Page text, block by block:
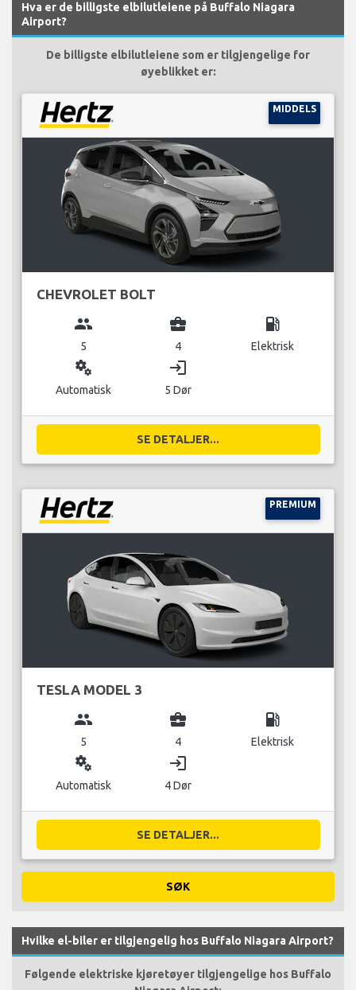
Hva er de billigste elbilutleiene på Buffalo Niagara
Airport?
De billigste elbilutleiene som er tilgjengelige for
øyeblikket er:
MIDDELS
CHEVROLET BOLT
group
5
business_center
4
local_gas_station
Elektrisk
miscellaneous_services
Automatisk
login
5 Dør
SE DETALJER...
PREMIUM
TESLA MODEL 3
group
5
business_center
4
local_gas_station
Elektrisk
miscellaneous_services
Automatisk
login
4 Dør
SE DETALJER...
SØK
Hvilke el-biler er tilgjengelig hos Buffalo Niagara Airport?
Følgende elektriske kjøretøyer tilgjengelige hos Buffalo